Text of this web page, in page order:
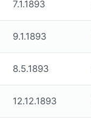
7.1.1893
9.1.1893
8.5.1893
12.12.1893